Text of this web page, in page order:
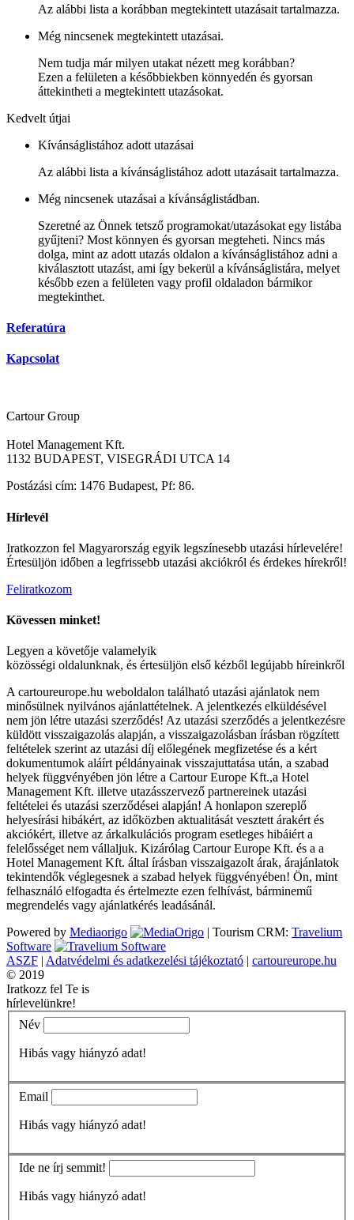
Az alábbi lista a korábban megtekintett utazásait tartalmazza.
Még nincsenek megtekintett utazásai.
Nem tudja már milyen utakat nézett meg korábban?
Ezen a felületen a későbbiekben könnyedén és gyorsan
áttekintheti a megtekintett utazásokat.
Kedvelt útjai
Kívánságlistához adott utazásai
Az alábbi lista a kívánságlistához adott utazásait tartalmazza.
Még nincsenek utazásai a kívánságlistádban.
Szeretné az Önnek tetsző programokat/utazásokat egy listába
gyűjteni? Most könnyen és gyorsan megteheti. Nincs más
dolga, mint az adott utazás oldalon a kívánságlistához adni a
kiválasztott utazást, ami így bekerül a kívánságlistára, melyet
később ezen a felületen vagy profil oldaladon bármikor
megtekinthet.
Referatúra
Kapcsolat
Cartour Group
Hotel Management Kft.
1132 BUDAPEST, VISEGRÁDI UTCA 14
Postázási cím: 1476 Budapest, Pf: 86.
Hírlevél
Iratkozzon fel Magyarország egyik legszínesebb utazási hírlevelére!
Értesüljön időben a legfrissebb utazási akciókról és érdekes hírekről!
Feliratkozom
Kövessen minket!
Legyen a követője valamelyik
közösségi oldalunknak, és értesüljön első kézből legújabb híreinkről
A cartoureurope.hu weboldalon található utazási ajánlatok nem
minősülnek nyilvános ajánlattételnek. A jelentkezés elküldésével
nem jön létre utazási szerződés! Az utazási szerződés a jelentkezésre
küldött visszaigazolás alapján, a visszaigazolásban írásban rögzített
feltételek szerint az utazási díj előlegének megfizetése és a kért
dokumentumok aláírt példányainak visszajuttatása után, a szabad
helyek függvényében jön létre a Cartour Europe Kft.,a Hotel
Management Kft. illetve utazásszervező partnereinek utazási
feltételei és utazási szerződései alapján! A honlapon szereplő
helyesírási hibákért, az időközben aktualitását vesztett árakért és
akciókért, illetve az árkalkulációs program esetleges hibáiért a
felelősséget nem vállaljuk. Kizárólag Cartour Europe Kft. és a a
Hotel Management Kft. által írásban visszaigazolt árak, árajánlatok
tekintendők véglegesnek a szabad helyek függvényében! Ön, mint
felhasználó elfogadta és értelmezte ezen felhívást, bárminemű
megrendelés vagy ajánlatkérés leadásánál.
Powered by Mediaorigo | Tourism CRM: Travelium
Software
ASZF | Adatvédelmi és adatkezelési tájékoztató | cartoureurope.hu
© 2019
Iratkozz fel Te is
hírlevelünkre!
Név
Hibás vagy hiányzó adat!
Email
Hibás vagy hiányzó adat!
Ide ne írj semmit!
Hibás vagy hiányzó adat!